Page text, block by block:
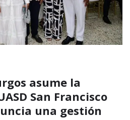
asume la
San Francisco
una gestión